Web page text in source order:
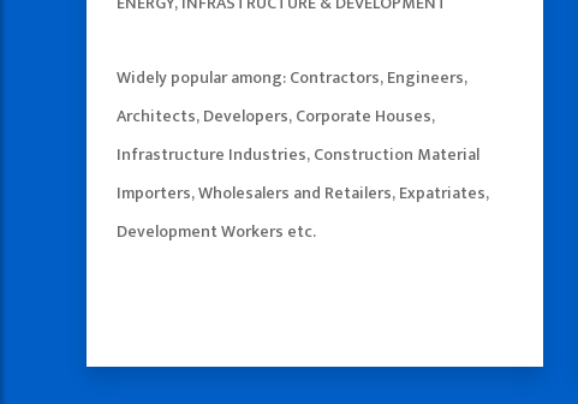
Widely popular among: Contractors, Engineers,
Architects, Developers, Corporate Houses,
Infrastructure Industries, Construction Material
Importers, Wholesalers and Retailers, Expatriates,
Development Workers etc.